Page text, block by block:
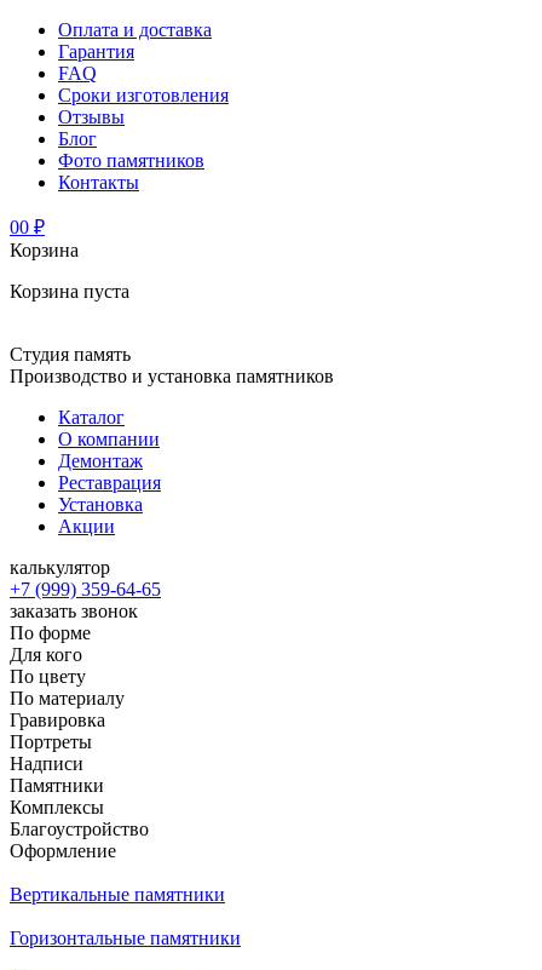
Оплата и доставка
Гарантия
FAQ
Сроки изготовления
Отзывы
Блог
Фото памятников
Контакты
00 ₽
Корзина
Корзина пуста
Студия память
Производство и установка памятников
Каталог
О компании
Демонтаж
Реставрация
Установка
Акции
калькулятор
+7 (999) 359-64-65
заказать звонок
По форме
Для кого
По цвету
По материалу
Гравировка
Портреты
Надписи
Памятники
Комплексы
Благоустройство
Оформление
Вертикальные памятники
Горизонтальные памятники